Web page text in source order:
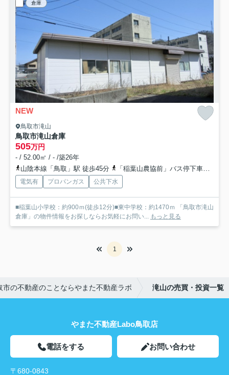
倉庫
NEW
鳥取市滝山
鳥取市滝山倉庫
505万円
- / 52.00㎡ / - /築26年
山陰本線「鳥取」駅 徒歩45分
「稲葉山農協前」バス停下車 徒歩3分
電気有 プロパンガス 公共下水
■稲葉山小学校：約900ｍ(徒歩12分)■東中学校：約1470ｍ 「鳥取市滝山
倉庫」の物件情報をお探しならお気軽にお問い... もっと見る
1
市の不動産のことならやまた不動産ラボ 滝山の売買・投資一覧
やまた不動産Labo鳥取店
電話をする お問い合わせ
〒680-0843